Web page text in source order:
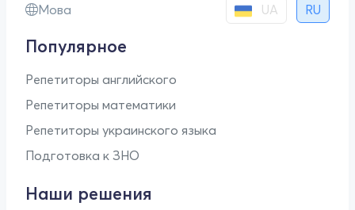
Мова
UA RU
Популярное
Репетиторы английского
Репетиторы математики
Репетиторы украинского языка
Подготовка к ЗНО
Наши решения